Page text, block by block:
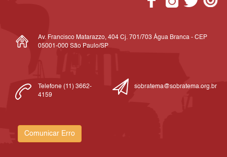
Av. Francisco Matarazzo, 404 Cj. 701/703 Água Branca - CEP
05001-000 São Paulo/SP
Telefone (11) 3662-
4159
sobratema@sobratema.org.br
Comunicar Erro